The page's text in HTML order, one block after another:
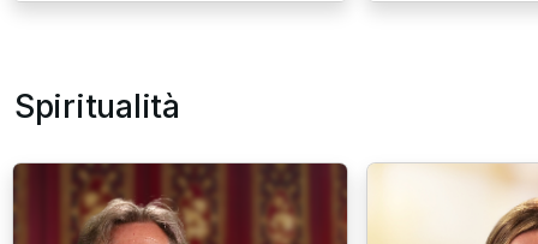
Spiritualità